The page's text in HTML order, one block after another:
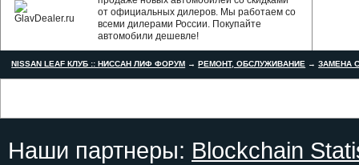
от официальных дилеров. Мы работаем со
всеми дилерами России. Покупайте
автомобили дешевле!
NISSAN LEAF КЛУБ :: НИССАН ЛИФ ФОРУМ →РЕМОНТ, ОБСЛУЖИВАНИЕ →ЗАМЕНА
Наши партнеры: Blockchain